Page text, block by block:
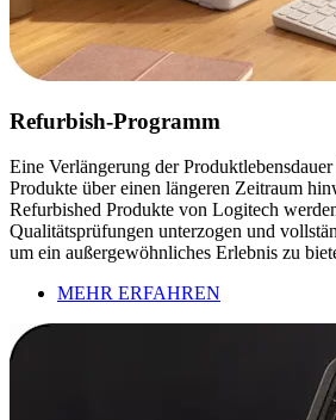
Refurbish-Programm
Eine Verlängerung der Produktlebensdauer
Produkte über einen längeren Zeitraum
Refurbished Produkte von Logitech
Qualitätsprüfungen unterzogen und
um ein außergewöhnliches Erlebnis zu
MEHR ERFAHREN